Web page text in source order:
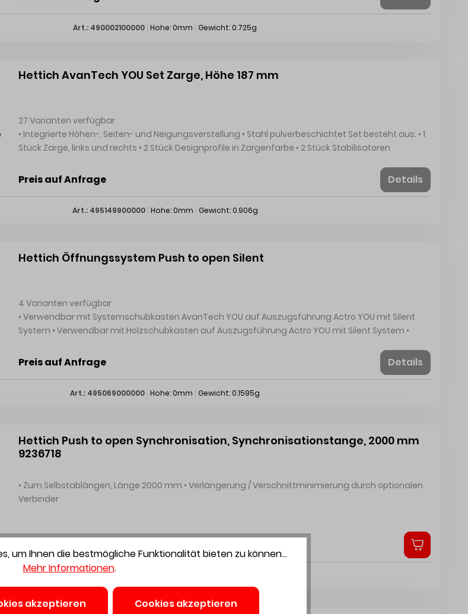
Art.: 490002100000 Hohe: 0mm Gewicht: 0.725g
Hettich AvanTech YOU Set Zarge, Höhe 187 mm
27 Varianten verfügbar
• Integrierte Höhen-, Seiten- und Neigungsverstellung • Stahl pulverbeschichtet Set besteht aus: • 1
Stück Zarge, links und rechts • 2 Stück Designprofile in Zargenfarbe • 2 Stück Stabilisatoren
DesignCape kann separat bestellt werden
Preis auf Anfrage Details
Art.: 495149900000 Hohe: 0mm Gewicht: 0.906g
Hettich Öffnungssystem Push to open Silent
4 Varianten verfügbar
• Verwendbar mit Systemschubkasten AvanTech YOU auf Auszugsführung Actro YOU mit Silent
System • Verwendbar mit Holzschubkasten auf Auszugsführung Actro YOU mit Silent System •
rechts • 1 Stück Aktivator, links und rechts • 2 Stück Adapter für Synchronisation
Preis auf Anfrage Details
Art.: 495069000000 Hohe: 0mm Gewicht: 0.1595g
Hettich Push to open Synchronisation, Synchronisationstange, 2000 mm
9236718
• Zum Selbstablängen, Länge 2000 mm • Verlängerung / Verschnittminimierung durch optionalen
Verbinder
Art.: 4993630
um Ihnen die bestmögliche Funktionalität bieten zu können...
Mehr Informationen.
akzeptieren Cookies akzeptieren